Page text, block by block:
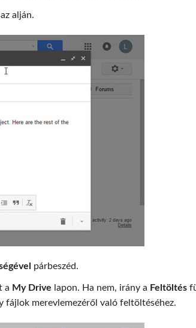
az alján.
párbeszéd.
a My Drive lapon. Ha nem, irány a Feltöltés
fájlok merevlemezéről való feltöltéséhez.